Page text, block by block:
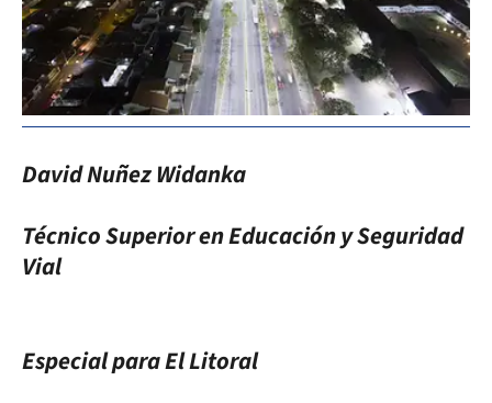
David Nuñez Widanka
Técnico Superior en Educación y Seguridad
Vial
Especial para El Litoral